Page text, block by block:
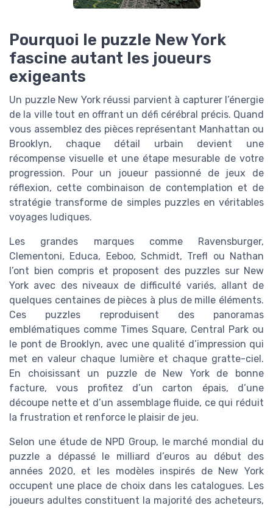
Pourquoi le puzzle New York
fascine autant les joueurs
exigeants
Un puzzle New York réussi parvient à capturer l’énergie
de la ville tout en offrant un défi cérébral précis. Quand
vous assemblez des pièces représentant Manhattan ou
Brooklyn, chaque détail urbain devient une
récompense visuelle et une étape mesurable de votre
progression. Pour un joueur passionné de jeux de
réflexion, cette combinaison de contemplation et de
stratégie transforme de simples puzzles en véritables
voyages ludiques.
Les grandes marques comme Ravensburger,
Clementoni, Educa, Eeboo, Schmidt, Trefl ou Nathan
l’ont bien compris et proposent des puzzles sur New
York avec des niveaux de difficulté variés, allant de
quelques centaines de pièces à plus de mille éléments.
Ces puzzles reproduisent des panoramas
emblématiques comme Times Square, Central Park ou
le pont de Brooklyn, avec une qualité d’impression qui
met en valeur chaque lumière et chaque gratte-ciel.
En choisissant un puzzle de New York de bonne
facture, vous profitez d’un carton épais, d’une
découpe nette et d’un assemblage fluide, ce qui réduit
la frustration et renforce le plaisir de jeu.
Selon une étude de NPD Group, le marché mondial du
puzzle a dépassé le milliard d’euros au début des
années 2020, et les modèles inspirés de New York
occupent une place de choix dans les catalogues. Les
joueurs adultes constituent la majorité des acheteurs,